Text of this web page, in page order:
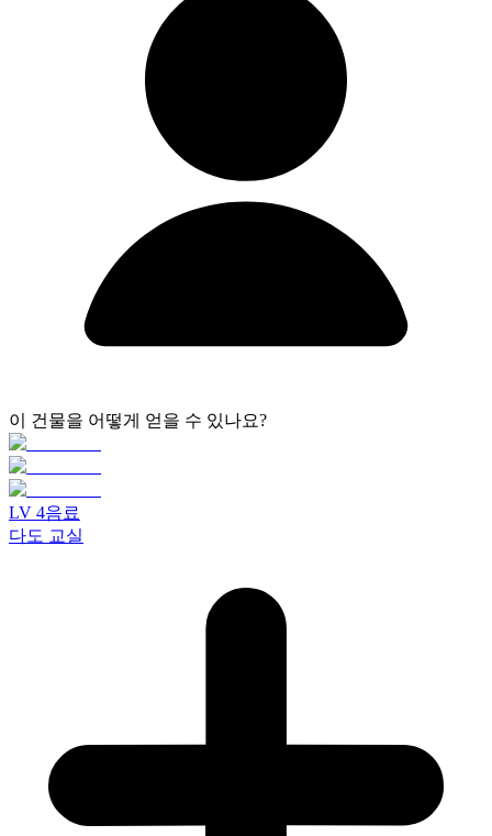
이 건물을 어떻게 얻을 수 있나요?
LV 4음료
다도 교실